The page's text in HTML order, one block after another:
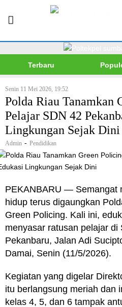
Terbaru
Senin 11 Mei 2026, 19:52
Polda Riau Tanamkan
Pelajar SDN 42
Lingkungan Sejak Dini
Admin - Pendidikan
PEKANBARU — Semangat
hidup terus digaungkan
Green Policing. Kali ini,
menyasar ratusan pelajar di
Pekanbaru, Jalan Adi
Damai, Senin (11/5/2026).
Kegiatan yang digelar
itu berlangsung meriah dan
kelas 4, 5, dan 6 tampak